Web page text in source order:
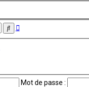
Rechercher
Recherche
Mot de passe :